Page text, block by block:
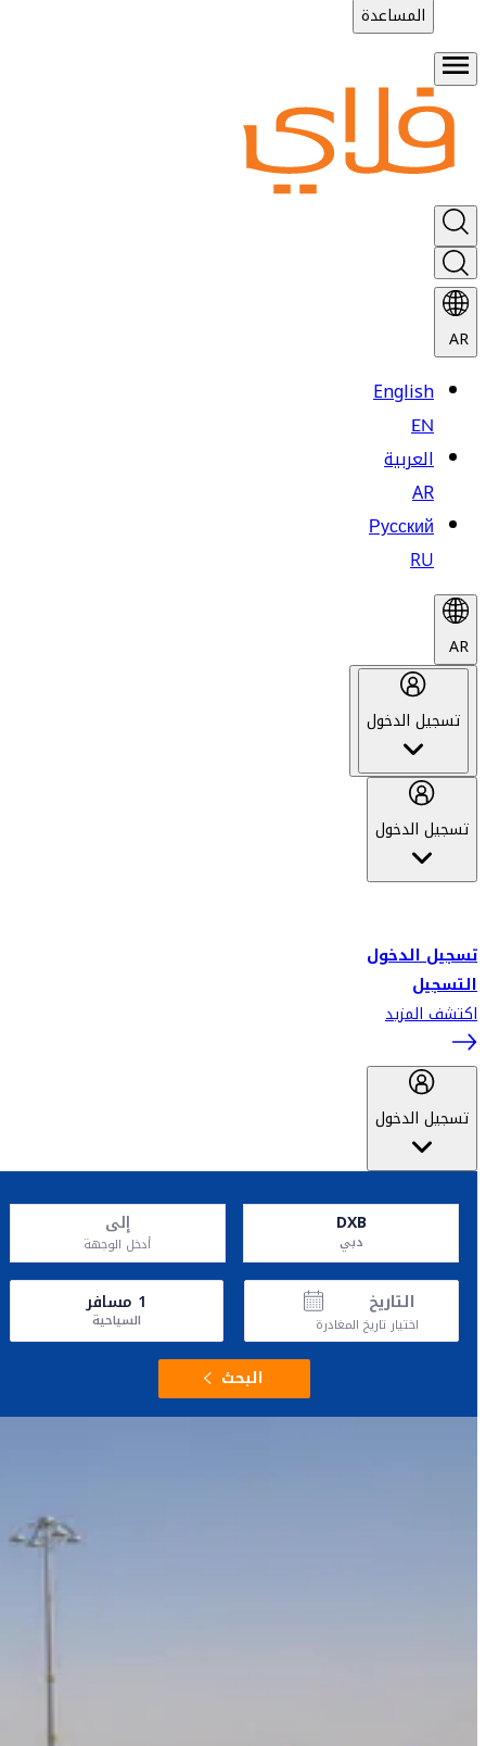
المساعدة
AR
English
EN
العربية
AR
Русский
RU
AR
تسجيل الدخول
تسجيل الدخول
تسجيل الدخول
التسجيل
اكتشف المزيد
تسجيل الدخول
DXB
دبي
إلى
أدخل الوجهة
التاريخ
اختيار تاريخ المغادرة
1 مسافر
السياحية
البحث